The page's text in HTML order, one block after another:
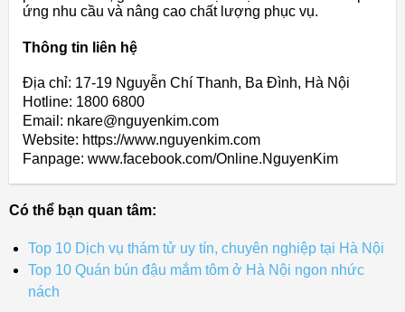
ứng nhu cầu và nâng cao chất lượng phục vụ.
Thông tin liên hệ
Địa chỉ: 17-19 Nguyễn Chí Thanh, Ba Đình, Hà Nội
Hotline: 1800 6800
Email: nkare@nguyenkim.com
Website: https://www.nguyenkim.com
Fanpage: www.facebook.com/Online.NguyenKim
Có thể bạn quan tâm:
Top 10 Dịch vụ thám tử uy tín, chuyên nghiệp tại Hà Nội
Top 10 Quán bún đậu mắm tôm ở Hà Nội ngon nhức
nách